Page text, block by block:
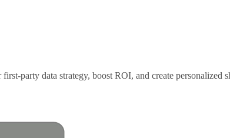
party data strategy, boost ROI, and create personalized